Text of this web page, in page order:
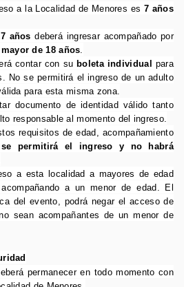
a la Localidad de Menores es 7 años
años deberá ingresar acompañado por
de 18 años.
contar con su boleta individual para
No se permitirá el ingreso de un adulto
para esta misma zona.
documento de identidad válido tanto
responsable al momento del ingreso.
requisitos de edad, acompañamiento
permitirá el ingreso y no habrá
a esta localidad a mayores de edad
a un menor de edad. El
del evento, podrá negar el acceso de
sean acompañantes de un menor de
permanecer en todo momento con